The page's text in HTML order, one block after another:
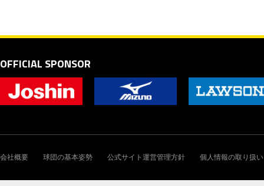
OFFICIAL SPONSOR
会社概要 球団の基本姿勢 公式サイト運営管理方針 個人情報の取り扱い